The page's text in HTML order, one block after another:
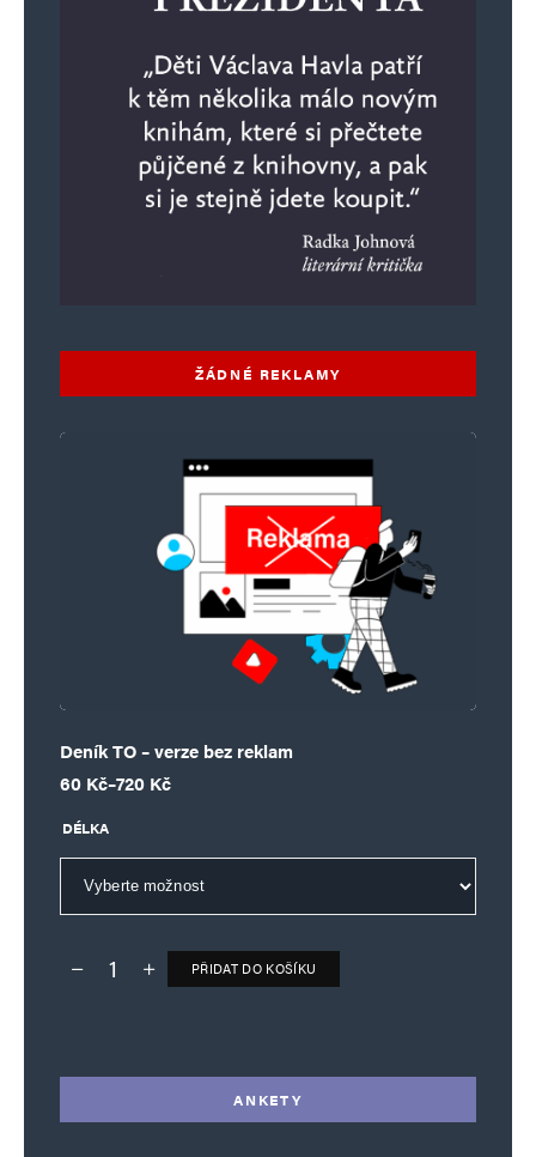
Webová stránka
Uložit do prohlížeče jméno, e-mail a webovou stránku pro budoucí
Informujte mě o nových komentářích e-mailem.
ŽÁDNÉ REKLAMY
Deník TO – verze bez reklam
60 Kč–720 Kč
Rozpětí cen: 60 Kč až 720 Kč
DÉLKA
Deník TO – verze bez reklam množství
PŘIDAT DO KOŠÍKU
ANKETY